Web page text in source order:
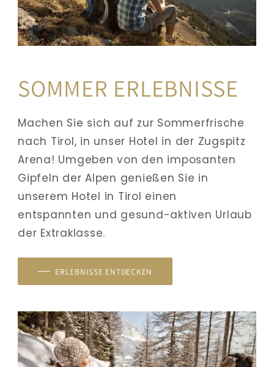
SOMMER ERLEBNISSE
Machen Sie sich auf zur Sommerfrische
nach Tirol, in unser Hotel in der Zugspitz
Arena! Umgeben von den imposanten
Gipfeln der Alpen genießen Sie in
unserem Hotel in Tirol einen
entspannten und gesund-aktiven Urlaub
der Extraklasse.
ERLEBNISSE ENTDECKEN